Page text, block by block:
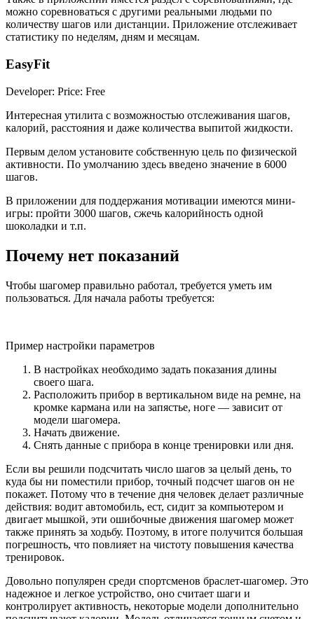
можно соревноваться с другими реальными людьми по
количеству шагов или дистанции. Приложение отслеживает
статистику по неделям, дням и месяцам.
EasyFit
Developer: Price: Free
Интересная утилита с возможностью отслеживания шагов,
калорий, расстояния и даже количества выпитой жидкости.
Первым делом установите собственную цель по физической
активности. По умолчанию здесь введено значение в 6000
шагов.
В приложении для поддержания мотивации имеются мини-
игры: пройти 3000 шагов, сжечь калорийность одной
шоколадки и т.п.
Почему нет показаний
Чтобы шагомер правильно работал, требуется уметь им
пользоваться. Для начала работы требуется:
Пример настройки параметров
В настройках необходимо задать показания длины
своего шага.
Расположить прибор в вертикальном виде на ремне, на
кромке кармана или на запястье, ноге — зависит от
модели шагомера.
Начать движение.
Снять данные с прибора в конце тренировки или дня.
Если вы решили подсчитать число шагов за целый день, то
куда бы ни поместили прибор, точный подсчет шагов он не
покажет. Потому что в течение дня человек делает различные
действия: водит автомобиль, ест, сидит за компьютером и
двигает мышкой, эти ошибочные движения шагомер может
также принять за ходьбу. Поэтому, в итоге получится большая
погрешность, что повлияет на чистоту повышения качества
тренировок.
Довольно популярен среди спортсменов браслет-шагомер. Это
надежное и легкое устройство, оно считает шаги и
контролирует активность, некоторые модели дополнительно